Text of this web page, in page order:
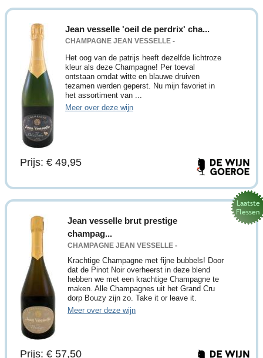
Jean vesselle 'oeil de perdrix' cha...
CHAMPAGNE JEAN VESSELLE -
Het oog van de patrijs heeft dezelfde lichtroze
kleur als deze Champagne! Per toeval
ontstaan omdat witte en blauwe druiven
tezamen werden geperst. Nu mijn favoriet in
het assortiment van ...
Meer over deze wijn
Prijs: € 49,95
Jean vesselle brut prestige
champag...
CHAMPAGNE JEAN VESSELLE -
Krachtige Champagne met fijne bubbels! Door
dat de Pinot Noir overheerst in deze blend
hebben we met een krachtige Champagne te
maken. Alle Champagnes uit het Grand Cru
dorp Bouzy zijn zo. Take it or leave it.
Meer over deze wijn
Prijs: € 57,50